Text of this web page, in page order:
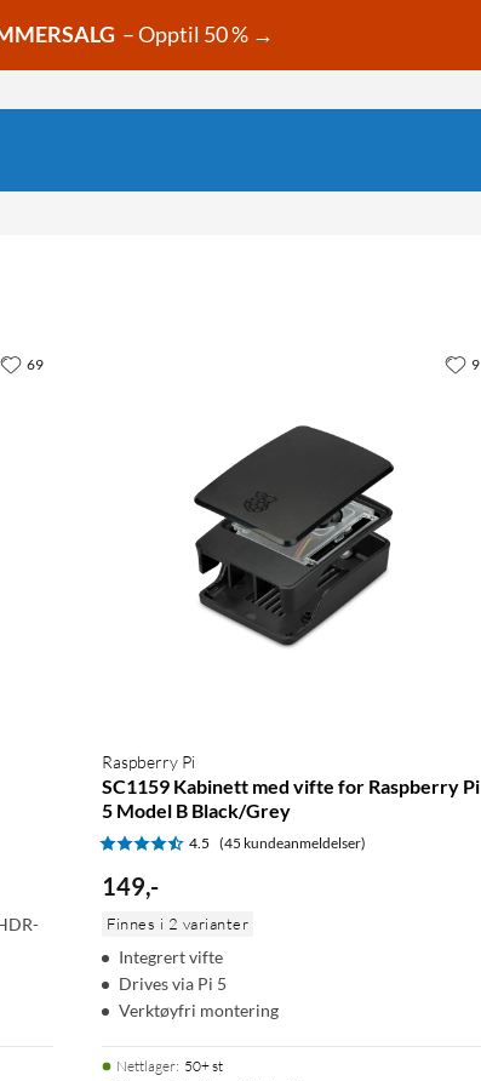
– Opptil 50 % →
69
Raspberry Pi
SC1159 Kabinett med vifte for Raspberry Pi
5 Model B Black/Grey
4.5 (45 kundeanmeldelser)
149,-
Finnes i 2 varianter
Integrert vifte
Drives via Pi 5
Verktøyfri montering
Nettlager: 50+ st
9